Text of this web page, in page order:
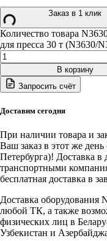
Заказ в 1 клик
Количество товара
для пресса 30 т (N3630/
В корзину
Запросить счёт
Доставим сегодня
При наличии товара и
Ваш заказ в этот же
Петербурга)! Доставка в
транспортными
бесплатная доставка в
Доставка оборудования
любой ТК, а также
физических лиц в
Узбекистан и